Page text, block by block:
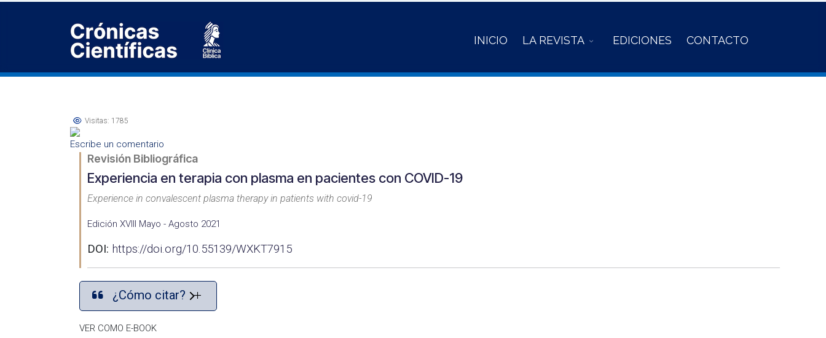
INICIO LA REVISTA EDICIONES CONTACTO
Visitas: 1785
Escribe un comentario
Revisión Bibliográfica
Experiencia en terapia con plasma en pacientes con COVID-19
Experience in convalescent plasma therapy in patients with covid-19
Edición XVIII Mayo - Agosto 2021
DOI: https://doi.org/10.55139/WXKT7915
¿Cómo citar?
VER COMO E-BOOK